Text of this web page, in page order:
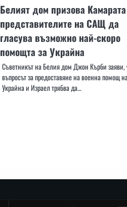
Белият дом призова
представителите на САЩ да
гласува възможно най-скоро
помощта за Украйна
Съветникът на Белия дом Джон Кърби заяви,
въпросът за предоставяне на военна помощ
Украйна и Израел трябва да…